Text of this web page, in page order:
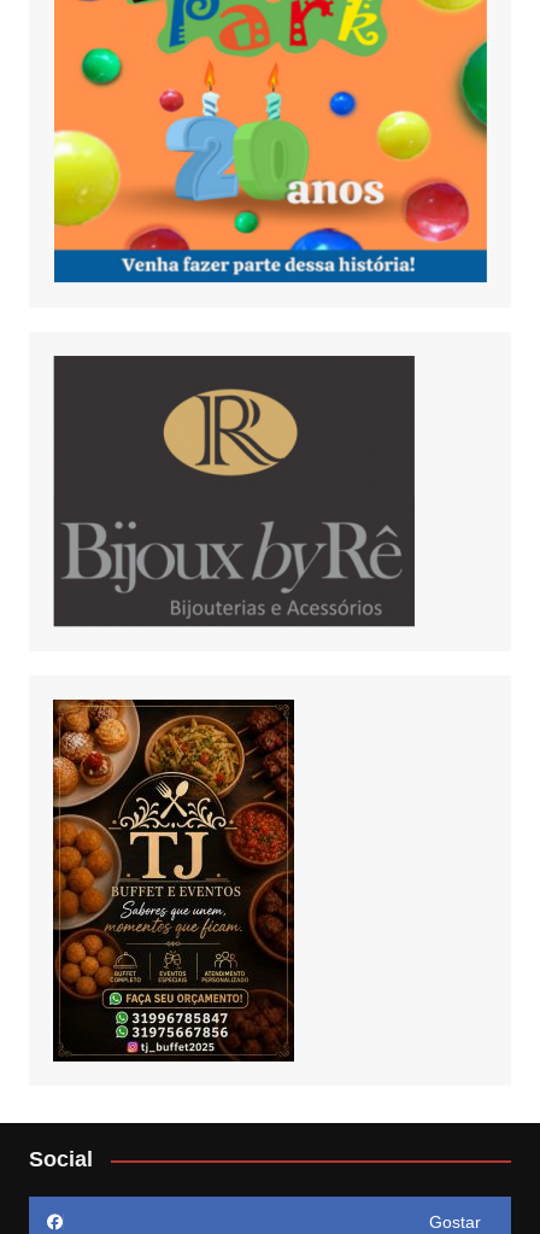
Social
Gostar